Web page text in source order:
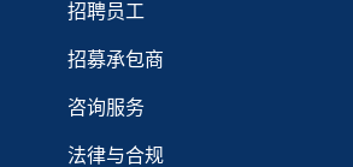
招聘员工
招募承包商
咨询服务
法律与合规